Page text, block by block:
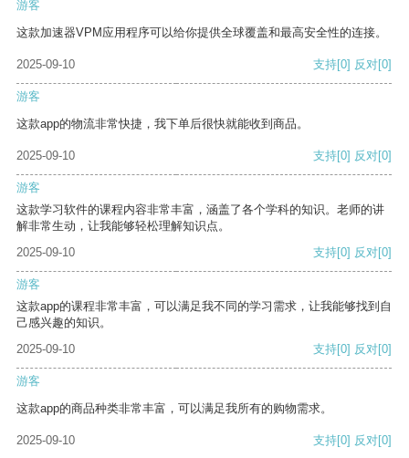
游客
这款加速器VPM应用程序可以给你提供全球覆盖和最高安全性的连接。
2025-09-10 支持[0] 反对[0]
游客
这款app的物流非常快捷，我下单后很快就能收到商品。
2025-09-10 支持[0] 反对[0]
游客
这款学习软件的课程内容非常丰富，涵盖了各个学科的知识。老师的讲
解非常生动，让我能够轻松理解知识点。
2025-09-10
支持[0] 反对[0]
游客
这款app的课程非常丰富，可以满足我不同的学习需求，让我能够找到自
己感兴趣的知识。
2025-09-10
支持[0] 反对[0]
游客
这款app的商品种类非常丰富，可以满足我所有的购物需求。
2025-09-10 支持[0] 反对[0]